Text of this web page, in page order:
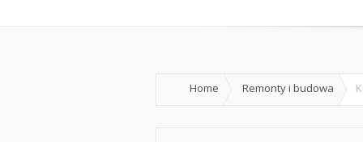
Home Remonty i budowa